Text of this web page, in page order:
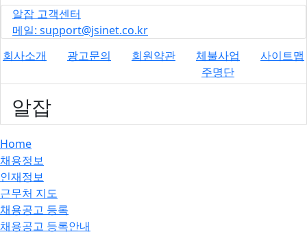
알잡 고객센터
메일: support@jsinet.co.kr
회사소개
광고문의 회원약관
체불사업
주명단
사이트맵
알잡
Home
채용정보
인재정보
근무처 지도
채용공고 등록
채용공고 등록안내